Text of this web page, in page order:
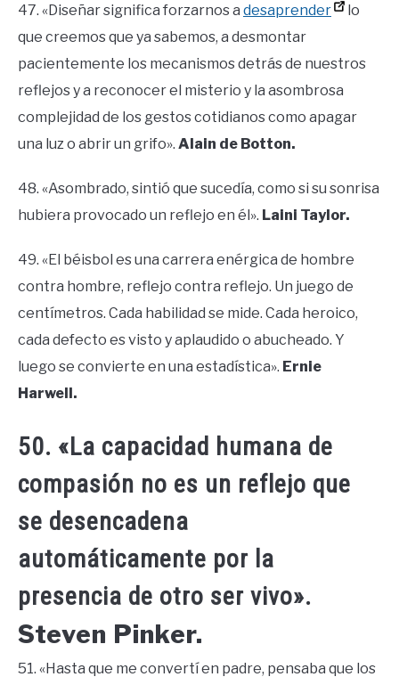
47. «Diseñar significa forzarnos a desaprender
lo
que creemos que ya sabemos, a desmontar
pacientemente los mecanismos detrás de nuestros
reflejos y a reconocer el misterio y la asombrosa
complejidad de los gestos cotidianos como apagar
una luz o abrir un grifo». Alain de Botton.
48. «Asombrado, sintió que sucedía, como si su sonrisa
hubiera provocado un reflejo en él». Laini Taylor.
49. «El béisbol es una carrera enérgica de hombre
contra hombre, reflejo contra reflejo. Un juego de
centímetros. Cada habilidad se mide. Cada heroico,
cada defecto es visto y aplaudido o abucheado. Y
luego se convierte en una estadística». Ernie
Harwell.
50. «La capacidad humana de
compasión no es un reflejo que
se desencadena
automáticamente por la
presencia de otro ser vivo».
Steven Pinker.
51. «Hasta que me convertí en padre, pensaba que los